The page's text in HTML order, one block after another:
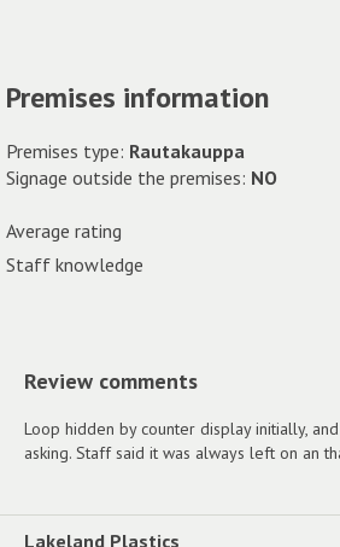
Premises information
Premises type: Rautakauppa
Signage outside the premises: NO
Average rating
Staff knowledge
Review comments
Loop hidden by counter display initially,
asking. Staff said it was always left on an
Lakeland Plastics